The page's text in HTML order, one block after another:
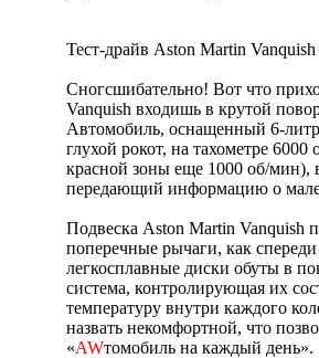
Тест-драйв Aston Martin Vanquish
Сногсшибательно! Вот что
Vanquish входишь в крутой
Автомобиль, оснащенный 6-
глухой рокот, на тахометре
красной зоны еще 1000 об/мин),
передающий информацию о
Подвеска Aston Martin Vanquish
поперечные рычаги, как
легкосплавные диски обуты в
система, контролирующая их
температуру внутри каждого
назвать некомфортной, что
«AWтомобиль на каждый день».